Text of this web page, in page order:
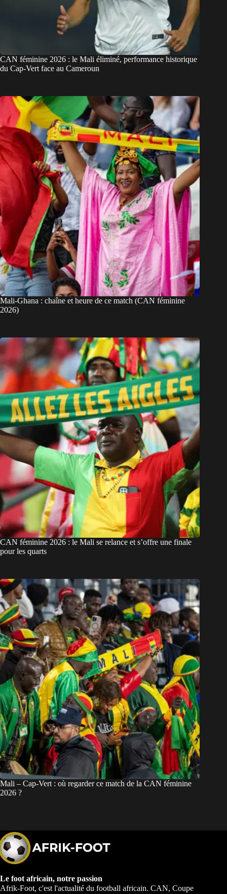
CAN féminine 2026 : le Mali éliminé, performance historique
du Cap-Vert face au Cameroun
Mali-Ghana : chaîne et heure de ce match (CAN féminine
2026)
CAN féminine 2026 : le Mali se relance et s’offre une finale
pour les quarts
Mali – Cap-Vert : où regarder ce match de la CAN féminine
2026 ?
Le foot africain, notre passion
Afrik-Foot, c'est l'actualité du football africain. CAN, Coupe